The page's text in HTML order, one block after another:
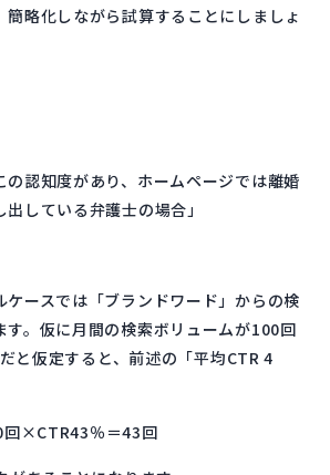
簡略化しながら試算することにしましょ
の認知度があり、ホームページでは離婚
している弁護士の場合」
ケースでは「ブランドワード」からの検
す。仮に月間の検索ボリュームが100回
と仮定すると、前述の「平均CTR 4
回×CTR43％＝43回